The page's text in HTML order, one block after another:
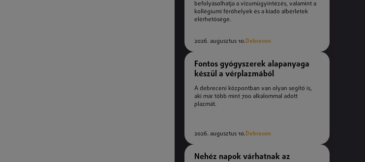
befolyásolhatja a vízumügyintézés, valamint a
kollégiumi férőhelyek és a kiadó albérletek
elérhetősége.
2026. augusztus 10.Debrecen
Fontos gyógyszerek alapanyaga
készül a vérplazmából
A debreceni központban van olyan segítő is,
aki már több mint 700 alkalommal adott
plazmát.
2026. augusztus 10.Debrecen
Nehéz napok várhatnak az